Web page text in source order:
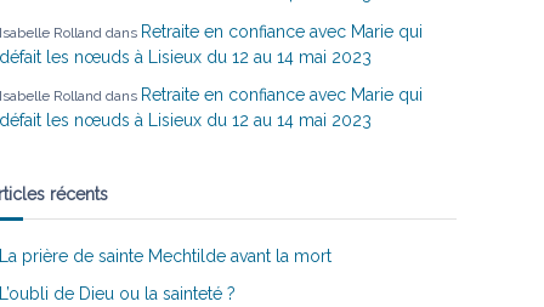
Isabelle Rolland dans Retraite en confiance avec Marie qui
défait les nœuds à Lisieux du 12 au 14 mai 2023
Isabelle Rolland dans Retraite en confiance avec Marie qui
défait les nœuds à Lisieux du 12 au 14 mai 2023
récents
La prière de sainte Mechtilde avant la mort
L’oubli de Dieu ou la sainteté ?